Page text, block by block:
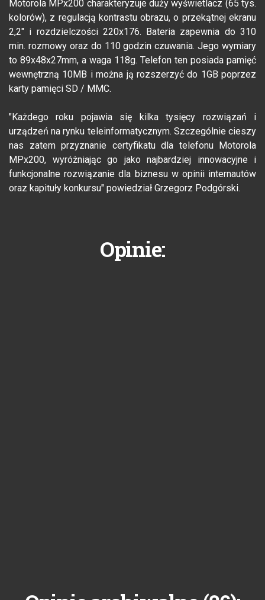
Motorola MPx200 charakteryzuje duży wyświetlacz (65 tys.
kolorów), z regulacją kontrastu obrazu, o przekątnej ekranu
2,2" i rozdzielczości 220x176. Bateria zapewnia do 310
min. rozmowy oraz do 110 godzin czuwania. Jego wymiary
to 89x48x27mm, a waga 118g. Telefon ten posiada pamięć
wewnętrzną 10MB i można ją rozszerzyć do 1GB poprzez
karty pamięci SD / MMC.
"Każdego roku pojawia się kilka tysięcy rozwiązań i
urządzeń na rynku teleinformatycznym. Szczególnie cieszy
nas zatem przyznanie certyfikatu dla telefonu Motorola
MPx200, wyróżniając go jako najbardziej innowacyjne i
funkcjonalne rozwiązanie dla biznesu w opinii internautów
oraz kapituły konkursu" powiedział Grzegorz Podgórski.
Opinie: